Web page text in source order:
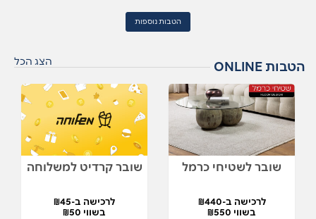
הטבות נוספות
הטבות ONLINE הצג הכל
שובר לשטיחי כרמל
לרכישה ב-₪440
בשווי ₪550
שובר קרדיט למשלוחה
לרכישה ב-₪45
בשווי ₪50